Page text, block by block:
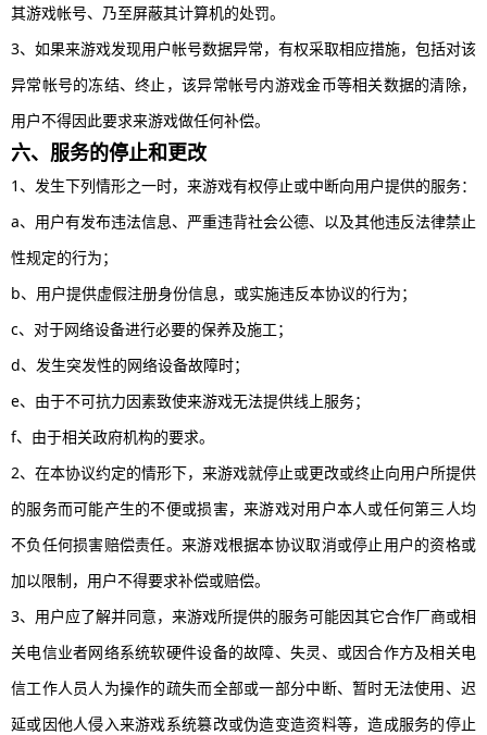
其游戏帐号、乃至屏蔽其计算机的处罚。
3、如果来游戏发现用户帐号数据异常，有权采取相应措施，包括对该
异常帐号的冻结、终止，该异常帐号内游戏金币等相关数据的清除，
用户不得因此要求来游戏做任何补偿。
六、服务的停止和更改
1、发生下列情形之一时，来游戏有权停止或中断向用户提供的服务：
a、用户有发布违法信息、严重违背社会公德、以及其他违反法律禁止
性规定的行为；
b、用户提供虚假注册身份信息，或实施违反本协议的行为；
c、对于网络设备进行必要的保养及施工；
d、发生突发性的网络设备故障时；
e、由于不可抗力因素致使来游戏无法提供线上服务；
f、由于相关政府机构的要求。
2、在本协议约定的情形下，来游戏就停止或更改或终止向用户所提供
的服务而可能产生的不便或损害，来游戏对用户本人或任何第三人均
不负任何损害赔偿责任。来游戏根据本协议取消或停止用户的资格或
加以限制，用户不得要求补偿或赔偿。
3、用户应了解并同意，来游戏所提供的服务可能因其它合作厂商或相
关电信业者网络系统软硬件设备的故障、失灵、或因合作方及相关电
信工作人员人为操作的疏失而全部或一部分中断、暂时无法使用、迟
延或因他人侵入来游戏系统篡改或伪造变造资料等，造成服务的停止